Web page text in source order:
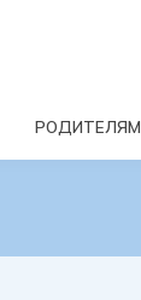
РОДИТЕЛЯМ